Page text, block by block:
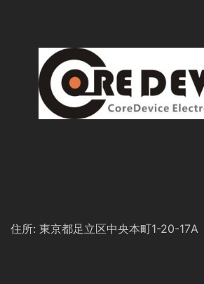
住所: 東京都足立区中央本町1-20-17A